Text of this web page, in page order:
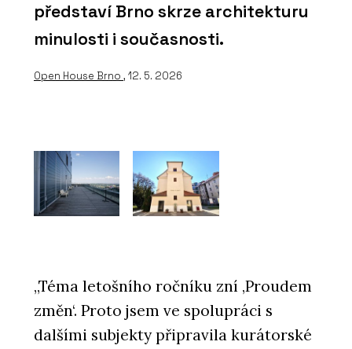
představí Brno skrze architekturu
minulosti i současnosti.
Open House Brno , 12. 5. 2026
„Téma letošního ročníku zní ‚Proudem
změn‘. Proto jsem ve spolupráci s
dalšími subjekty připravila kurátorské